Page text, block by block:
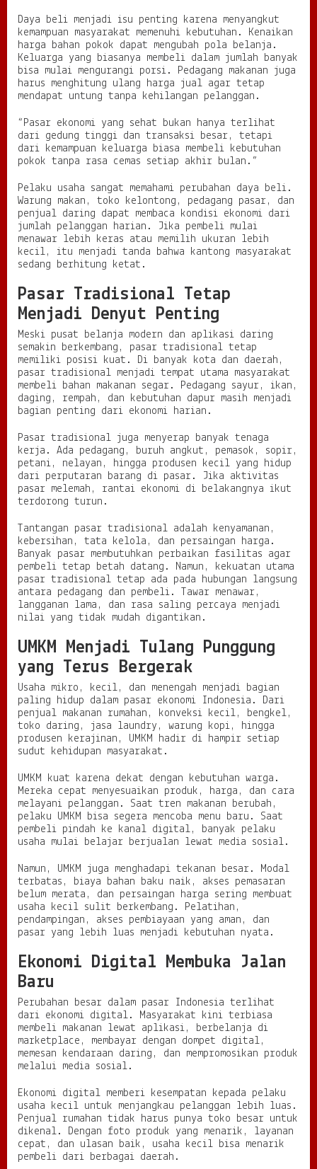
Daya beli menjadi isu penting karena menyangkut
kemampuan masyarakat memenuhi kebutuhan. Kenaikan
harga bahan pokok dapat mengubah pola belanja.
Keluarga yang biasanya membeli dalam jumlah banyak
bisa mulai mengurangi porsi. Pedagang makanan juga
harus menghitung ulang harga jual agar tetap
mendapat untung tanpa kehilangan pelanggan.
“Pasar ekonomi yang sehat bukan hanya terlihat
dari gedung tinggi dan transaksi besar, tetapi
dari kemampuan keluarga biasa membeli kebutuhan
pokok tanpa rasa cemas setiap akhir bulan.”
Pelaku usaha sangat memahami perubahan daya beli.
Warung makan, toko kelontong, pedagang pasar, dan
penjual daring dapat membaca kondisi ekonomi dari
jumlah pelanggan harian. Jika pembeli mulai
menawar lebih keras atau memilih ukuran lebih
kecil, itu menjadi tanda bahwa kantong masyarakat
sedang berhitung ketat.
Pasar Tradisional Tetap
Menjadi Denyut Penting
Meski pusat belanja modern dan aplikasi daring
semakin berkembang, pasar tradisional tetap
memiliki posisi kuat. Di banyak kota dan daerah,
pasar tradisional menjadi tempat utama masyarakat
membeli bahan makanan segar. Pedagang sayur, ikan,
daging, rempah, dan kebutuhan dapur masih menjadi
bagian penting dari ekonomi harian.
Pasar tradisional juga menyerap banyak tenaga
kerja. Ada pedagang, buruh angkut, pemasok, sopir,
petani, nelayan, hingga produsen kecil yang hidup
dari perputaran barang di pasar. Jika aktivitas
pasar melemah, rantai ekonomi di belakangnya ikut
terdorong turun.
Tantangan pasar tradisional adalah kenyamanan,
kebersihan, tata kelola, dan persaingan harga.
Banyak pasar membutuhkan perbaikan fasilitas agar
pembeli tetap betah datang. Namun, kekuatan utama
pasar tradisional tetap ada pada hubungan langsung
antara pedagang dan pembeli. Tawar menawar,
langganan lama, dan rasa saling percaya menjadi
nilai yang tidak mudah digantikan.
UMKM Menjadi Tulang Punggung
yang Terus Bergerak
Usaha mikro, kecil, dan menengah menjadi bagian
paling hidup dalam pasar ekonomi Indonesia. Dari
penjual makanan rumahan, konveksi kecil, bengkel,
toko daring, jasa laundry, warung kopi, hingga
produsen kerajinan, UMKM hadir di hampir setiap
sudut kehidupan masyarakat.
UMKM kuat karena dekat dengan kebutuhan warga.
Mereka cepat menyesuaikan produk, harga, dan cara
melayani pelanggan. Saat tren makanan berubah,
pelaku UMKM bisa segera mencoba menu baru. Saat
pembeli pindah ke kanal digital, banyak pelaku
usaha mulai belajar berjualan lewat media sosial.
Namun, UMKM juga menghadapi tekanan besar. Modal
terbatas, biaya bahan baku naik, akses pemasaran
belum merata, dan persaingan harga sering membuat
usaha kecil sulit berkembang. Pelatihan,
pendampingan, akses pembiayaan yang aman, dan
pasar yang lebih luas menjadi kebutuhan nyata.
Ekonomi Digital Membuka Jalan
Baru
Perubahan besar dalam pasar Indonesia terlihat
dari ekonomi digital. Masyarakat kini terbiasa
membeli makanan lewat aplikasi, berbelanja di
marketplace, membayar dengan dompet digital,
memesan kendaraan daring, dan mempromosikan produk
melalui media sosial.
Ekonomi digital memberi kesempatan kepada pelaku
usaha kecil untuk menjangkau pelanggan lebih luas.
Penjual rumahan tidak harus punya toko besar untuk
dikenal. Dengan foto produk yang menarik, layanan
cepat, dan ulasan baik, usaha kecil bisa menarik
pembeli dari berbagai daerah.